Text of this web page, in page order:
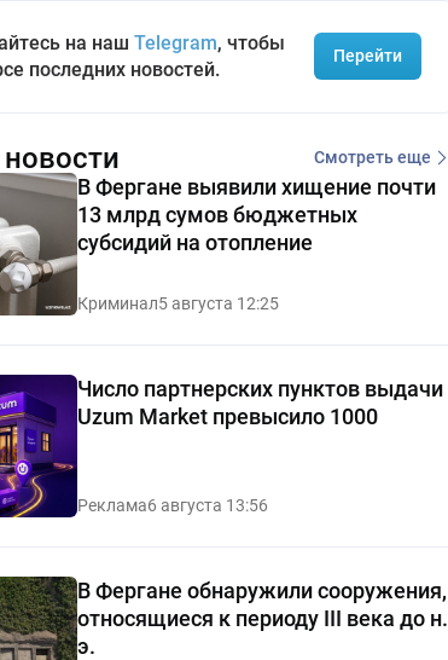
на наш Telegram, чтобы
последних новостей.
Перейти
Смотреть еще
В Фергане выявили хищение почти
13 млрд сумов бюджетных
субсидий на отопление
Криминал5 августа 12:25
Число партнерских пунктов выдачи
Uzum Market превысило 1000
Реклама6 августа 13:56
В Фергане обнаружили сооружения,
относящиеся к периоду III века до н.
э.